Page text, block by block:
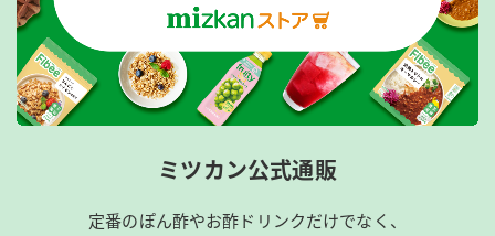
ミツカン公式通販
定番のぽん酢やお酢ドリンクだけでなく、